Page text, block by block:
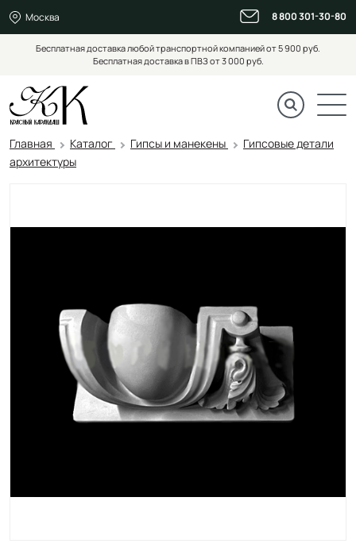
Москва 8 800 301-30-80
Бесплатная доставка любой транспортной компанией от 5 900 руб.
Бесплатная доставка в ПВЗ от 3 000 руб.
Главная Каталог Гипсы и манекены
Гипсовые детали
архитектуры